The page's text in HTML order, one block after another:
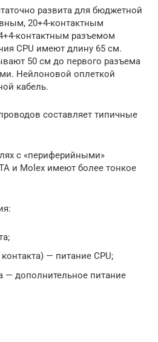
развита для бюджетной
20+4-контактным
контактным разъемом
CPU имеют длину 65 см.
50 см до первого разъема
Нейлоновой оплеткой
кабель.
составляет типичные
с «периферийными»
и Molex имеют более тонкое
— питание CPU;
— дополнительное питание